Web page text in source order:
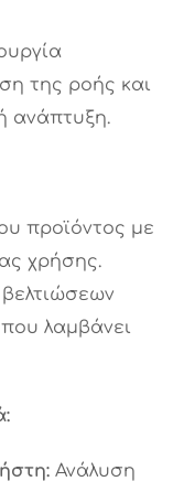
της ροής και
ανάπτυξη.
προϊόντος με
χρήσης.
λαμβάνει
Ανάλυση